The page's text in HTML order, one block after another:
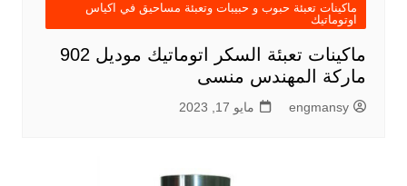
ماكينات تعبئة حبوب و حبيبات وتعبئة مساحيق في اكياس
اوتوماتيك
ماكينات تعبئة السكر اتوماتيك موديل 902
ماركة المهندس منسى
engmansy مايو 17, 2023